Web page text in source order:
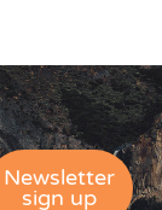
Newsletter
sign up